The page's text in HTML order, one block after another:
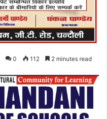
0 112 2 minutes read